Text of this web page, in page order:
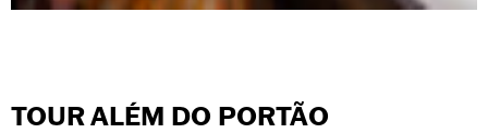
TOUR ALÉM DO PORTÃO